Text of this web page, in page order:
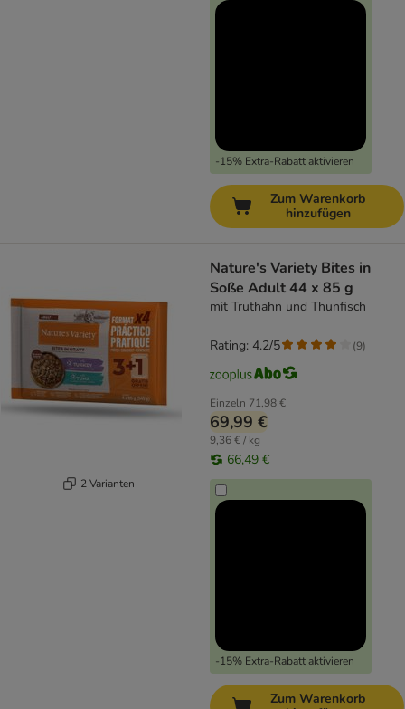
-15% Extra-Rabatt aktivieren
Zum Warenkorb
hinzufügen
2 Varianten
Nature's Variety Bites in
Soße Adult 44 x 85 g
mit Truthahn und Thunfisch
Einzeln 71,98 €
69,99 €
9,36 € / kg
66,49 €
-15% Extra-Rabatt aktivieren
Rating: 4.2/5 (9)
Zum Warenkorb